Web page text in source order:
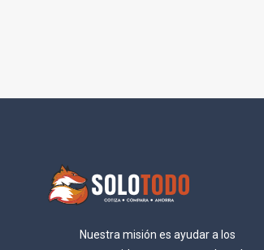
Nuestra misión es ayudar a los